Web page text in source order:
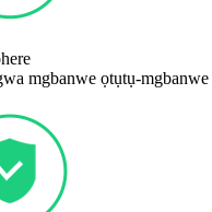
mgbanwe ọtụtụ-mgbanwe